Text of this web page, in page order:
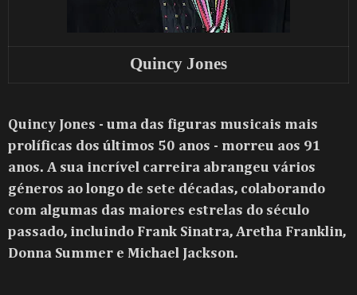
Quincy Jones
Quincy Jones - uma das figuras musicais mais
prolíficas dos últimos 50 anos - morreu aos 91
anos. A sua incrível carreira abrangeu vários
géneros ao longo de sete décadas, colaborando
com algumas das maiores estrelas do século
passado, incluindo Frank Sinatra, Aretha Franklin,
Donna Summer e Michael Jackson.